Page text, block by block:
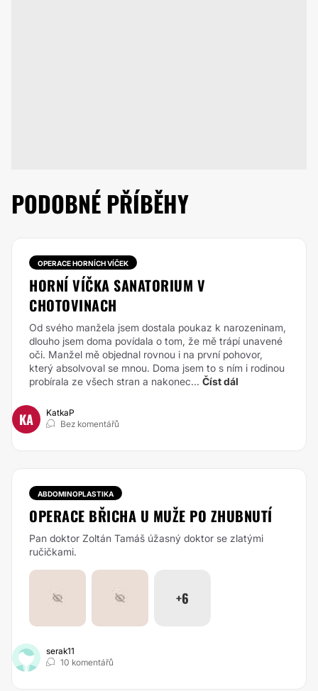
PODOBNÉ PŘÍBĚHY
OPERACE HORNÍCH VÍČEK
HORNÍ VÍČKA SANATORIUM V
CHOTOVINACH
Od svého manžela jsem dostala poukaz k narozeninam,
dlouho jsem doma povídala o tom, že mě trápí unavené
oči. Manžel mě objednal rovnou i na první pohovor,
který absolvoval se mnou. Doma jsem to s ním i rodinou
probírala ze všech stran a nakonec... Číst dál
KA
KatkaP
Bez komentářů
ABDOMINOPLASTIKA
OPERACE BŘICHA U MUŽE PO ZHUBNUTÍ
Pan doktor Zoltán Tamáš úžasný doktor se zlatými
ručičkami.
+6
serak11
10 komentářů